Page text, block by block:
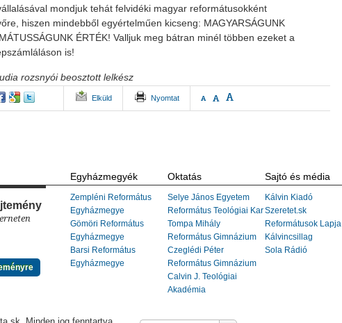
mondjuk tehát felvidéki magyar reformátusokként
hiszen mindebből egyértelműen kicseng: MAGYARSÁGUNK
ÉRTÉK! Valljuk meg bátran minél többen ezeket a
is!
rozsnyói beosztott lelkész
Elküld Nyomtat A A A
Egyházmegyék
Zempléni Református
Egyházmegye
Gömöri Református
Egyházmegye
Barsi Református
Egyházmegye
Oktatás
Selye János Egyetem
Református Teológiai Kar
Tompa Mihály
Református Gimnázium
Czeglédi Péter
Református Gimnázium
Calvin J. Teológiai
Akadémia
Sajtó és média
Kálvin Kiadó
Szeretet.sk
Reformátusok Lapja
Kálvincsillag
Sola Rádió